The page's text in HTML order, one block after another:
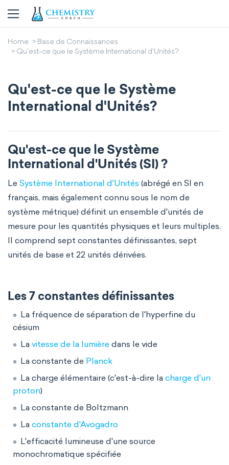
Home
Base de Connaissances
Qu'est-ce que le Système International d'Unités?
Qu'est-ce que le Système
International d'Unités?
Qu'est-ce que le Système
International d'Unités (SI) ?
Le Système International d'Unités (abrégé en SI en
français, mais également connu sous le nom de
système métrique) définit un ensemble d'unités de
mesure pour les quantités physiques et leurs multiples.
Il comprend sept constantes définissantes, sept
unités de base et 22 unités dérivées.
Les 7 constantes définissantes
La fréquence de séparation de l'hyperfine du
césium
La vitesse de la lumière dans le vide
La constante de Planck
La charge élémentaire (c'est-à-dire la charge d'un
proton)
La constante de Boltzmann
La constante d'Avogadro
L'efficacité lumineuse d'une source
monochromatique spécifiée